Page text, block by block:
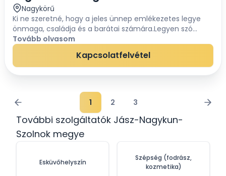
Nagykörű
Ki ne szeretné, hogy a jeles ünnep emlékezetes legye
önmaga, családja és a barátai számára.Legyen szó
születésnapról, eljegyzésről, esküvőről, keresztelőről,
házassági évfordulóról vagy a végtisztes...
Tovább olvasom
Kapcsolatfelvétel
1 2 3
További szolgáltatók Jász-Nagykun-
Szolnok megye
Esküvőhelyszín
Szépség (fodrász,
kozmetika)